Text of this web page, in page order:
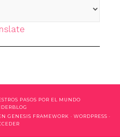
PASOS POR EL MUNDO
GENESIS FRAMEWORK · WORDPRESS ·